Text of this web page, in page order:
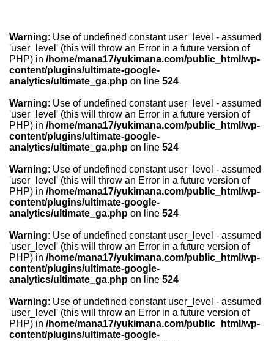
Warning: Use of undefined constant user_level - assumed
'user_level' (this will throw an Error in a future version of
PHP) in /home/mana17/yukimana.com/public_html/wp-
content/plugins/ultimate-google-
analytics/ultimate_ga.php on line 524
Warning: Use of undefined constant user_level - assumed
'user_level' (this will throw an Error in a future version of
PHP) in /home/mana17/yukimana.com/public_html/wp-
content/plugins/ultimate-google-
analytics/ultimate_ga.php on line 524
Warning: Use of undefined constant user_level - assumed
'user_level' (this will throw an Error in a future version of
PHP) in /home/mana17/yukimana.com/public_html/wp-
content/plugins/ultimate-google-
analytics/ultimate_ga.php on line 524
Warning: Use of undefined constant user_level - assumed
'user_level' (this will throw an Error in a future version of
PHP) in /home/mana17/yukimana.com/public_html/wp-
content/plugins/ultimate-google-
analytics/ultimate_ga.php on line 524
Warning: Use of undefined constant user_level - assumed
'user_level' (this will throw an Error in a future version of
PHP) in /home/mana17/yukimana.com/public_html/wp-
content/plugins/ultimate-google-